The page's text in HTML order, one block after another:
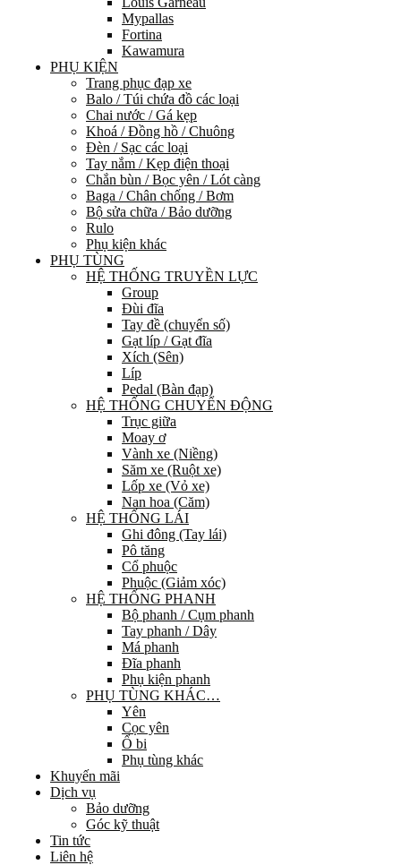
Mypallas
Fortina
Kawamura
PHỤ KIỆN
Trang phục đạp xe
Balo / Túi chứa đồ các loại
Chai nước / Gá kẹp
Khoá / Đồng hồ / Chuông
Đèn / Sạc các loại
Tay nắm / Kẹp điện thoại
Chắn bùn / Bọc yên / Lót càng
Baga / Chân chống / Bơm
Bộ sửa chữa / Bảo dưỡng
Rulo
Phụ kiện khác
PHỤ TÙNG
HỆ THỐNG TRUYỀN LỰC
Group
Đùi đĩa
Tay đề (chuyển số)
Gạt líp / Gạt đĩa
Xích (Sên)
Líp
Pedal (Bàn đạp)
HỆ THỐNG CHUYỂN ĐỘNG
Trục giữa
Moay ơ
Vành xe (Niềng)
Săm xe (Ruột xe)
Lốp xe (Vỏ xe)
Nan hoa (Căm)
HỆ THỐNG LÁI
Ghi đông (Tay lái)
Pô tăng
Cổ phuộc
Phuộc (Giảm xóc)
HỆ THỐNG PHANH
Bộ phanh / Cụm phanh
Tay phanh / Dây
Má phanh
Đĩa phanh
Phụ kiện phanh
PHỤ TÙNG KHÁC…
Yên
Cọc yên
Ổ bi
Phụ tùng khác
Khuyến mãi
Dịch vụ
Bảo dưỡng
Góc kỹ thuật
Tin tức
Liên hệ